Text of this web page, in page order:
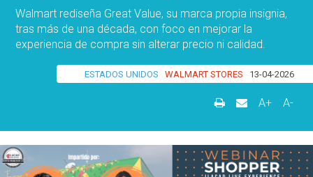
Walmart rediseña Great Value, su marca propia insignia,
tras más de una década, con foco en mejorar la
experiencia de compra sin alterar precio ni calidad.
ESTADOS UNIDOS WALMART STORES 13-04-2026
A+ A-